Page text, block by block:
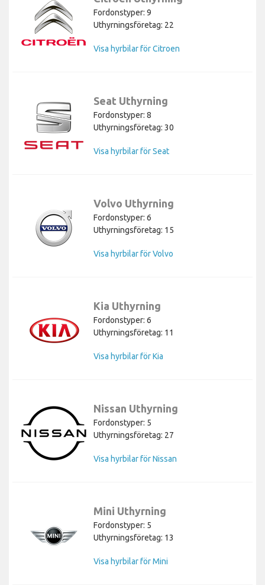
Fordonstyper: 9
Uthyrningsföretag: 22
Visa hyrbilar för Citroen
Seat Uthyrning
Fordonstyper: 8
Uthyrningsföretag: 30
Visa hyrbilar för Seat
Volvo Uthyrning
Fordonstyper: 6
Uthyrningsföretag: 15
Visa hyrbilar för Volvo
Kia Uthyrning
Fordonstyper: 6
Uthyrningsföretag: 11
Visa hyrbilar för Kia
Nissan Uthyrning
Fordonstyper: 5
Uthyrningsföretag: 27
Visa hyrbilar för Nissan
Mini Uthyrning
Fordonstyper: 5
Uthyrningsföretag: 13
Visa hyrbilar för Mini